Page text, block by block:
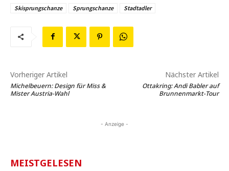
Skisprungschanze
Sprungschanze Stadtadler
Vorheriger Artikel
Michelbeuern: Design für Miss &
Mister Austria-Wahl
Nächster Artikel
Ottakring: Andi Babler auf
Brunnenmarkt-Tour
- Anzeige -
MEISTGELESEN